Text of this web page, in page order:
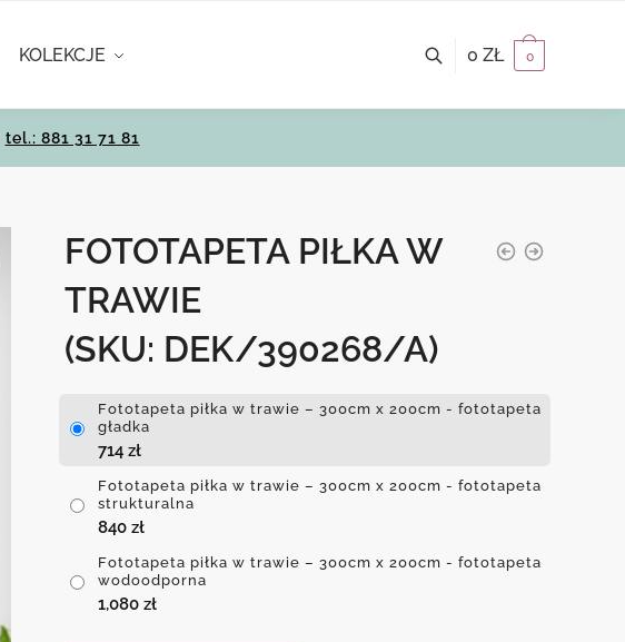
KOLEKCJE 0 ZŁ 0
tel.: 881 31 71 81
FOTOTAPETA PIŁKA W
TRAWIE
(SKU: DEK/390268/A)
Fototapeta piłka w trawie – 300cm x 200cm - fototapeta
gładka
714 zł
Fototapeta piłka w trawie – 300cm x 200cm - fototapeta
strukturalna
840 zł
Fototapeta piłka w trawie – 300cm x 200cm - fototapeta
wodoodporna
1,080 zł